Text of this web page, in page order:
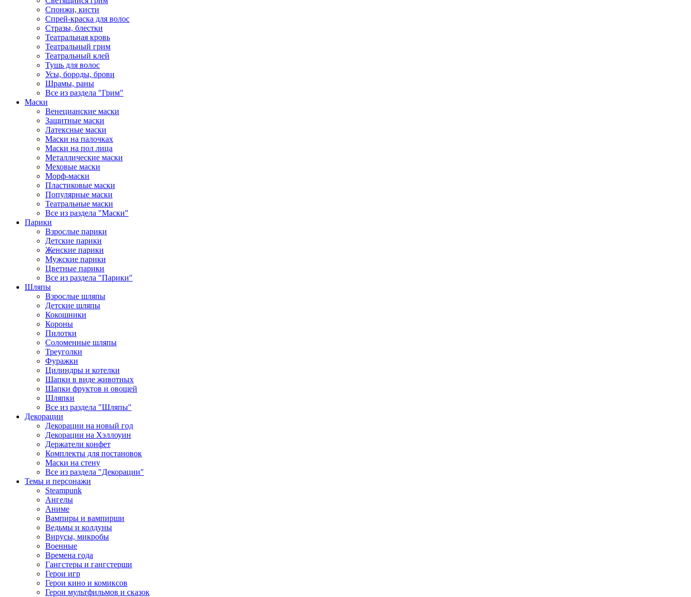
Спонжи, кисти
Спрей-краска для волос
Стразы, блестки
Театральная кровь
Театральный грим
Театральный клей
Тушь для волос
Усы, бороды, брови
Шрамы, раны
Все из раздела "Грим"
Маски
Венецианские маски
Защитные маски
Латексные маски
Маски на палочках
Маски на пол лица
Металлические маски
Меховые маски
Морф-маски
Пластиковые маски
Популярные маски
Театральные маски
Все из раздела "Маски"
Парики
Взрослые парики
Детские парики
Женские парики
Мужские парики
Цветные парики
Все из раздела "Парики"
Шляпы
Взрослые шляпы
Детские шляпы
Кокошники
Короны
Пилотки
Соломенные шляпы
Треуголки
Фуражки
Цилиндры и котелки
Шапки в виде животных
Шапки фруктов и овощей
Шляпки
Все из раздела "Шляпы"
Декорации
Декорации на новый год
Декорации на Хэллоуин
Держатели конфет
Комплекты для постановок
Маски на стену
Все из раздела "Декорации"
Темы и персонажи
Steampunk
Ангелы
Аниме
Вампиры и вампирши
Ведьмы и колдуны
Вирусы, микробы
Военные
Времена года
Гангстеры и гангстерши
Герои игр
Герои кино и комиксов
Герои мультфильмов и сказок